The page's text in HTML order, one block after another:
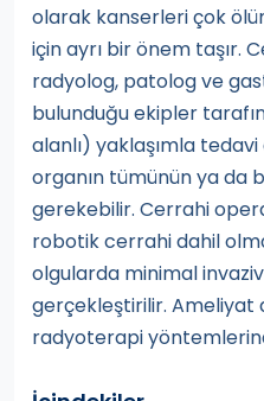
olarak kanserleri çok
için ayrı bir önem taşır.
radyolog, patolog ve
bulunduğu ekipler
alanlı) yaklaşımla
organın tümünün ya da
gerekebilir. Cerrahi
robotik cerrahi dahil
olgularda minimal
gerçekleştirilir. Ameliyat
radyoterapi